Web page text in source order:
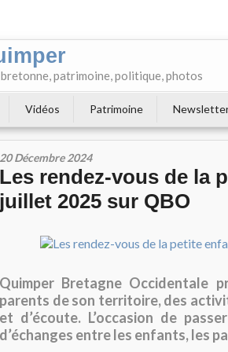
patrimoine, politique, photos
Vidéos Patrimoine
20 Décembre 2024
Les rendez-vous de la
juillet 2025 sur QBO
Quimper Bretagne Occidentale
parents de son territoire, des
et d’écoute. L’occasion de
d’échanges entre les enfants, les